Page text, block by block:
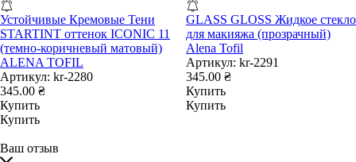
Устойчивые Кремовые Тени
STARTINT оттенок ICONIC 11
(темно-коричневый матовый)
ALENA TOFIL
Артикул: kr-2280
345.00 ₴
Купить
Купить
GLASS GLOSS Жидкое стекло
для макияжа (прозрачный)
Alena Tofil
Артикул: kr-2291
345.00 ₴
Купить
Купить
Ваш отзыв